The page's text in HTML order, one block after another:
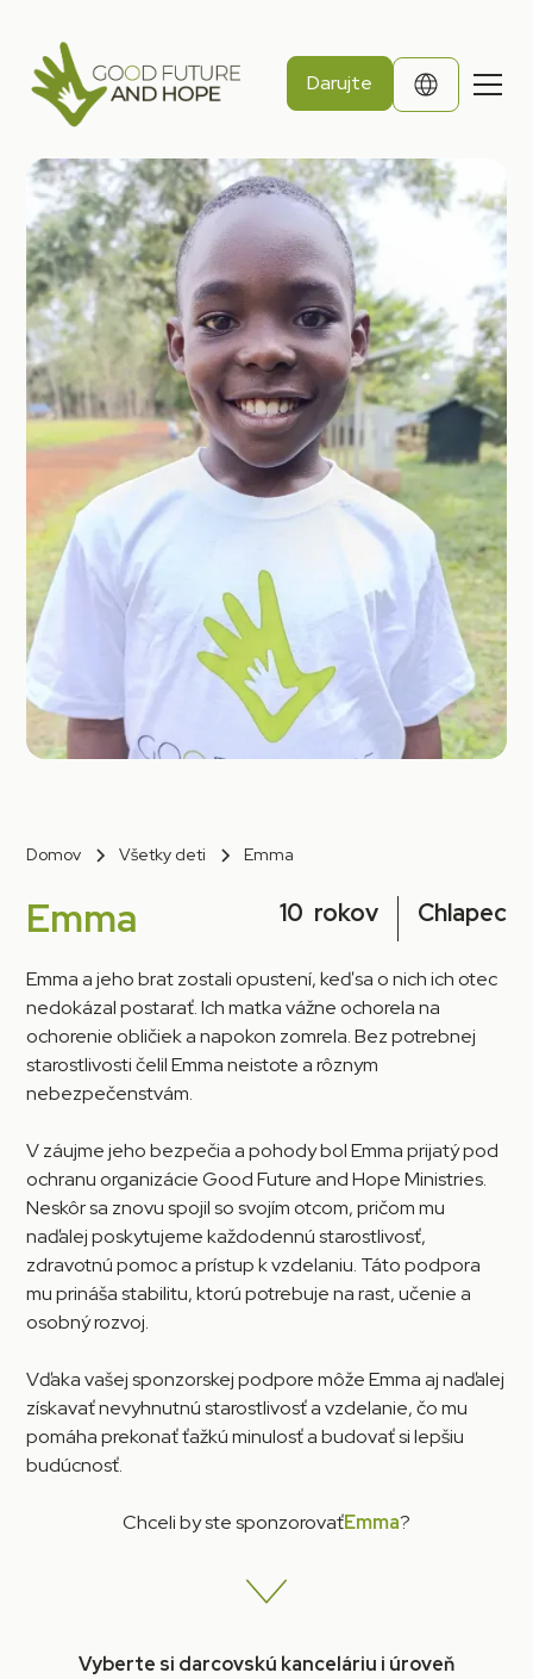
Darujte
Domov Všetky deti Emma
Emma 10 rokov Chlapec
Emma a jeho brat zostali opustení, keď sa o nich ich otec
nedokázal postarať. Ich matka vážne ochorela na
ochorenie obličiek a napokon zomrela. Bez potrebnej
starostlivosti čelil Emma neistote a rôznym
nebezpečenstvám.
V záujme jeho bezpečia a pohody bol Emma prijatý pod
ochranu organizácie Good Future and Hope Ministries.
Neskôr sa znovu spojil so svojím otcom, pričom mu
naďalej poskytujeme každodennú starostlivosť,
zdravotnú pomoc a prístup k vzdelaniu. Táto podpora
mu prináša stabilitu, ktorú potrebuje na rast, učenie a
osobný rozvoj.
Vďaka vašej sponzorskej podpore môže Emma aj naďalej
získavať nevyhnutnú starostlivosť a vzdelanie, čo mu
pomáha prekonať ťažkú minulosť a budovať si lepšiu
budúcnosť.
Chceli by ste sponzorovaťEmma?
Vyberte si darcovskú kanceláriu i úroveň